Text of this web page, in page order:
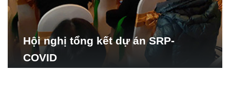
Hội nghị tổng kết dự án SRP-
COVID